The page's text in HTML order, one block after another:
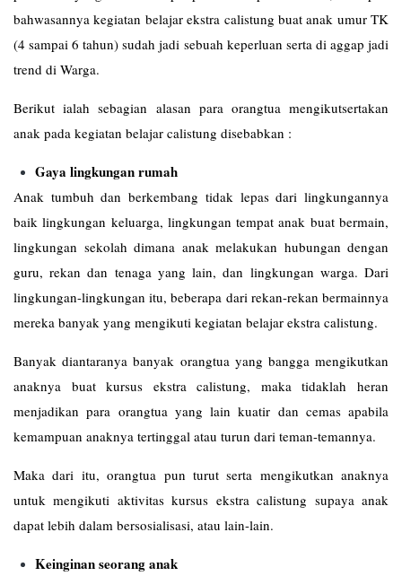
bahwasannya kegiatan belajar ekstra calistung buat anak umur TK
(4 sampai 6 tahun) sudah jadi sebuah keperluan serta di aggap jadi
trend di Warga.
Berikut ialah sebagian alasan para orangtua mengikutsertakan
anak pada kegiatan belajar calistung disebabkan :
Gaya lingkungan rumah
Anak tumbuh dan berkembang tidak lepas dari lingkungannya
baik lingkungan keluarga, lingkungan tempat anak buat bermain,
lingkungan sekolah dimana anak melakukan hubungan dengan
guru, rekan dan tenaga yang lain, dan lingkungan warga. Dari
lingkungan-lingkungan itu, beberapa dari rekan-rekan bermainnya
mereka banyak yang mengikuti kegiatan belajar ekstra calistung.
Banyak diantaranya banyak orangtua yang bangga mengikutkan
anaknya buat kursus ekstra calistung, maka tidaklah heran
menjadikan para orangtua yang lain kuatir dan cemas apabila
kemampuan anaknya tertinggal atau turun dari teman-temannya.
Maka dari itu, orangtua pun turut serta mengikutkan anaknya
untuk mengikuti aktivitas kursus ekstra calistung supaya anak
dapat lebih dalam bersosialisasi, atau lain-lain.
Keinginan seorang anak